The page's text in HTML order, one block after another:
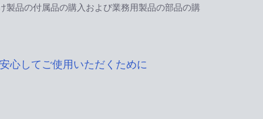
製品の付属品の購入および業務用製品の部品の購
心してご使用いただくために